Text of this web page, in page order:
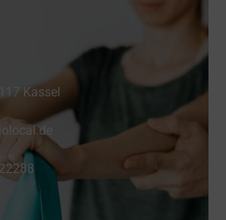
Kassel